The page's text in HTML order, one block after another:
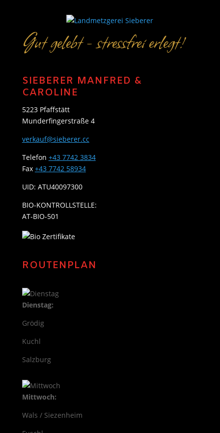
Gut gelebt - stressfrei erlegt!
SIEBERER MANFRED &
CAROLINE
5223 Pfaffstätt
Munderfingerstraße 4
verkauf@sieberer.cc
Telefon +43 7742 3834
Fax +43 7742 58934
UID: ATU40097300
BIO-KONTROLLSTELLE:
AT-BIO-501
ROUTENPLAN
Dienstag:
Grödig
Kuchl
Salzburg
Mittwoch:
Wals / Siezenheim